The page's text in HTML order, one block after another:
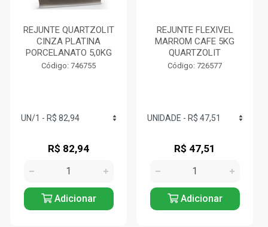
REJUNTE QUARTZOLIT
CINZA PLATINA
PORCELANATO 5,0KG
Código: 746755
R$ 82,94
Adicionar
REJUNTE FLEXIVEL
MARROM CAFE 5KG
QUARTZOLIT
Código: 726577
R$ 47,51
Adicionar